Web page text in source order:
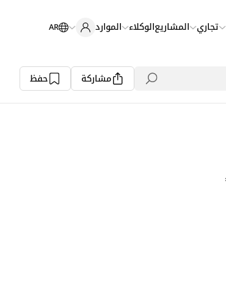
تجاري المشاريعالوكلاء الموارد AR
مشاركة حفظ